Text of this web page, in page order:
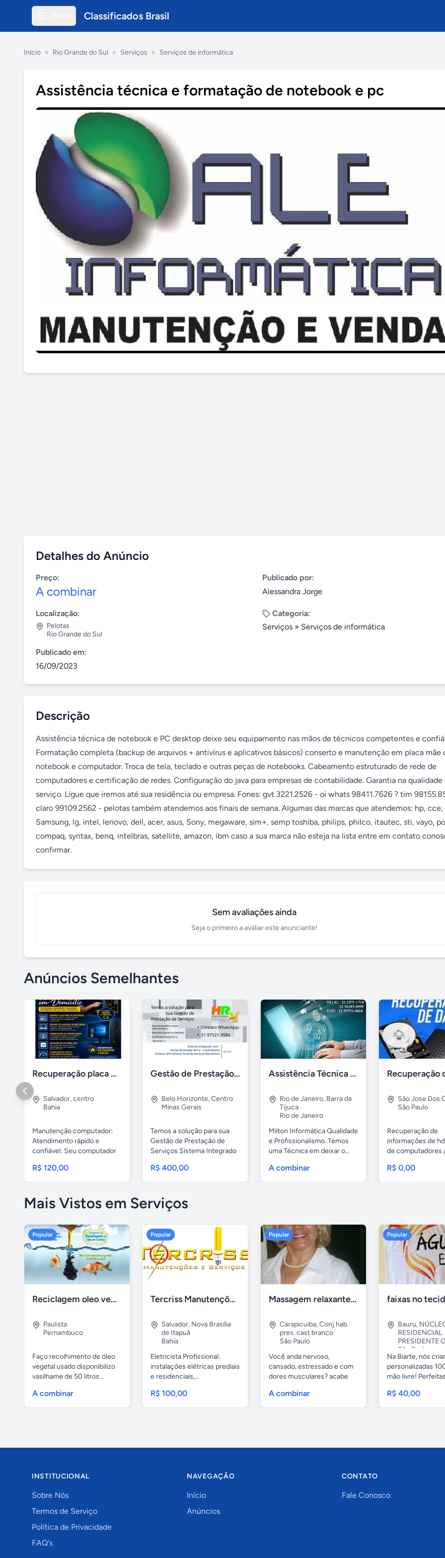
Classificados Brasil
Início » Rio Grande do Sul » Serviços » Serviços de informática
Assistência técnica e formatação de notebook e pc
Detalhes do Anúncio
Preço:
A combinar
Publicado por:
Alessandra Jorge
Localização:
Pelotas
Rio Grande do Sul
Categoria:
Serviços » Serviços de informática
Publicado em:
16/09/2023
Descrição
Assistência técnica de notebook e PC desktop deixe seu equipamento nas mãos de técnicos competentes e
Formatação completa (backup de arquivos + antivírus e aplicativos básicos) conserto e manutenção em placa mãe
notebook e computador. Troca de tela, teclado e outras peças de notebooks. Cabeamento estruturado de rede de
computadores e certificação de redes. Configuração do java para empresas de contabilidade. Garantia na qualidade
serviço. Ligue que iremos até sua residência ou empresa. Fones: gvt 3221.2526 - oi whats 98411.7626 ? tim
claro 99109.2562 - pelotas também atendemos aos finais de semana. Algumas das marcas que atendemos: hp, cce,
Samsung, lg, intel, lenovo, dell, acer, asus, Sony, megaware, sim+, semp toshiba, philips, philco, itautec, sti, vayo,
compaq, syntax, benq, intelbras, satellite, amazon, ibm caso a sua marca não esteja na lista entre em contato
confirmar.
Sem avaliações ainda
Seja o primeiro a avaliar este anunciante!
Anúncios Semelhantes
Recuperação placa mãe notebook, Instalação de windows
Salvador,centro
Bahia
Manutenção computador:
Atendimento rápido e
confiável: Seu computador
R$ 120,00
Gestão de Prestação de Serviços NFS-e Emissor Nacional
Belo Horizonte,Centro
Minas Gerais
Temos a solução para sua
Gestão de Prestação de
Serviços Sistema Integrado
R$ 400,00
Assistência Técnica Informática Imediata Barra da Tijuca
Rio de Janeiro, Barra da
Tijuca
Rio de Janeiro
Milton Informática Qualidade
e Profissionalismo. Temos
uma Técnica em deixar o...
A combinar
São Jose Dos
São Paulo
Recuperação de
informações de
de computadores
R$ 0,00
Mais Vistos em Serviços
Popular
Reciclagem oleo vegetal
Paulista
Pernambuco
Faço recolhimento de óleo
vegetal usado disponibilizo
vasilhame de 50 litros...
A combinar
Popular
Tercriss Manutenções e Serviços
Salvador, Nova Brasília
de Itapuã
Bahia
Eletricista Profissional:
instalações elétricas prediais
e residenciais,...
R$ 100,00
Popular
Massagem relaxante- terapeutica e depilação
Carapicuiba,Conj hab.
pres. cast branco
São Paulo
Você anda nervoso,
cansado, estressado e com
dores musculares? acabe
A combinar
Popular
Bauru,
RESIDENCIAL
PRESIDENTE
São Paulo
Na Biarte, nós
personalizadas
mão livre!
R$ 40,00
INSTITUCIONAL
Sobre Nós
Termos de Serviço
Política de Privacidade
FAQ's
NAVEGAÇÃO
Início
Anúncios
CONTATO
Fale Conosco